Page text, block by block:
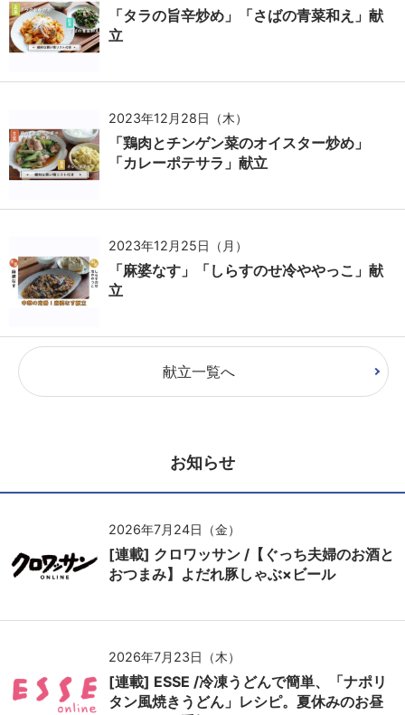
「タラの旨辛炒め」「さばの青菜和え」献
立
2023年12月28日（木）
「鶏肉とチンゲン菜のオイスター炒め」
「カレーポテサラ」献立
2023年12月25日（月）
「麻婆なす」「しらすのせ冷ややっこ」献
立
献立一覧へ
お知らせ
2026年7月24日（金）
[連載] クロワッサン /【ぐっち夫婦のお酒と
おつまみ】よだれ豚しゃぶ×ビール
2026年7月23日（木）
[連載] ESSE /冷凍うどんで簡単、「ナポリ
タン風焼きうどん」レシピ。夏休みのお昼